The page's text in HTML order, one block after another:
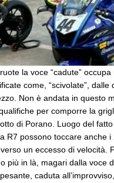
la voce “cadute”
come, “scivolate”, dalle
Non è andata in questo
per comporre la
di Porano. Luogo del fatto
R7 possono toccare anche i
un eccesso di velocità.
più in là, magari dalla voce
caduta